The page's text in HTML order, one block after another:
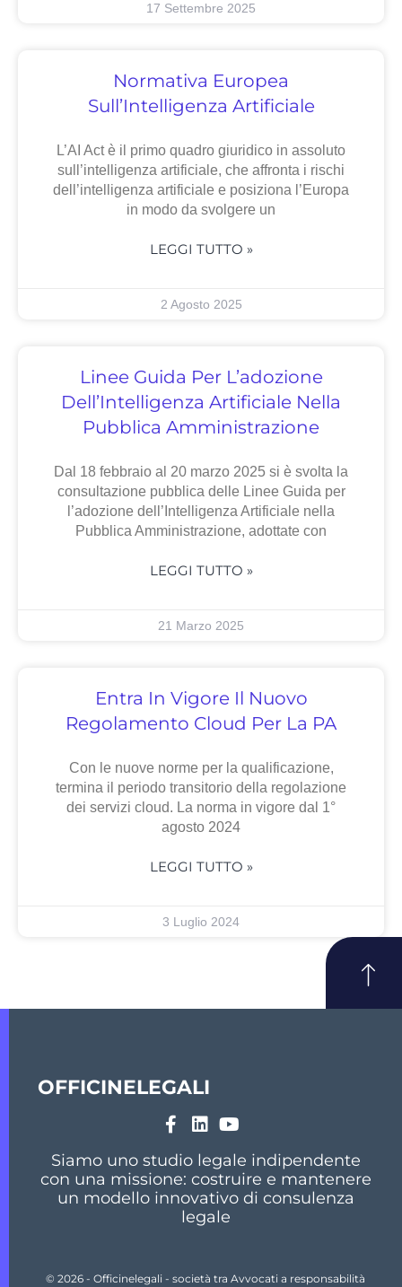
17 Settembre 2025
Normativa Europea
Sull’Intelligenza Artificiale
L’AI Act è il primo quadro giuridico in assoluto
sull’intelligenza artificiale, che affronta i rischi
dell’intelligenza artificiale e posiziona l’Europa
in modo da svolgere un
LEGGI TUTTO »
2 Agosto 2025
Linee Guida Per L’adozione
Dell’Intelligenza Artificiale Nella
Pubblica Amministrazione
Dal 18 febbraio al 20 marzo 2025 si è svolta la
consultazione pubblica delle Linee Guida per
l’adozione dell’Intelligenza Artificiale nella
Pubblica Amministrazione, adottate con
LEGGI TUTTO »
21 Marzo 2025
Entra In Vigore Il Nuovo
Regolamento Cloud Per La PA
Con le nuove norme per la qualificazione,
termina il periodo transitorio della regolazione
dei servizi cloud. La norma in vigore dal 1°
agosto 2024
LEGGI TUTTO »
3 Luglio 2024
OFFICINELEGALI
Siamo uno studio legale indipendente
con una missione: costruire e mantenere
un modello innovativo di consulenza
legale
© 2026 - Officinelegali - società tra Avvocati a responsabilità